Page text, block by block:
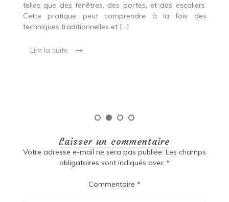
telles que des fenêtres, des portes, et des escaliers.
Cette pratique peut comprendre à la fois des
techniques traditionnelles et […]
Lire la suite
Laisser un commentaire
Votre adresse e-mail ne sera pas publiée. Les champs
obligatoires sont indiqués avec *
Commentaire *